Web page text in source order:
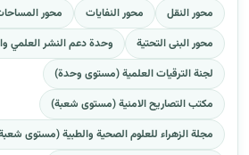
محور النقل محور النفايات محور
محور البنى التحتية
وحدة دعم النشر العلمي
لجنة الترقيات العلمية (مستوى وحدة)
مكتب التصاريح الامنية (مستوى شعبة)
مجلة الزهراء للعلوم الصحية والطبية (مستوى